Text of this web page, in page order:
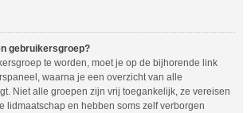
gebruikersgroep?
te worden, moet je op de bijhorende link
waarna je een overzicht van alle
Niet alle groepen zijn vrij toegankelijk, ze vereisen
lidmaatschap en hebben soms zelf verborgen